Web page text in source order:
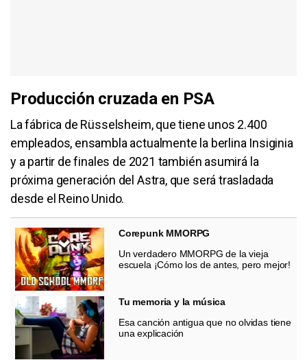
Producción cruzada en PSA
La fábrica de Rüsselsheim, que tiene unos 2.400
empleados, ensambla actualmente la berlina Insiginia
y a partir de finales de 2021 también asumirá la
próxima generación del Astra, que será trasladada
desde el Reino Unido.
Corepunk MMORPG
Un verdadero MMORPG de la vieja
escuela ¡Cómo los de antes, pero mejor!
Tu memoria y la música
Esa canción antigua que no olvidas tiene
una explicación